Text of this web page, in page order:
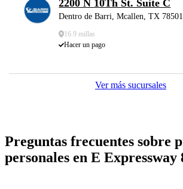
2200 N 10Th St. Suite C
Dentro de Barri, Mcallen, TX 78501
16.9 millas
Hacer un pago
Ver más sucursales
Preguntas frecuentes sobre
personales en E Expressway